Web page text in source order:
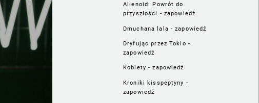
Alienoid: Powrót do
przyszłości - zapowiedź
Dmuchana lala - zapowiedź
Dryfując przez Tokio -
zapowiedź
Kobiety - zapowiedź
Kroniki kisspeptyny -
zapowiedź